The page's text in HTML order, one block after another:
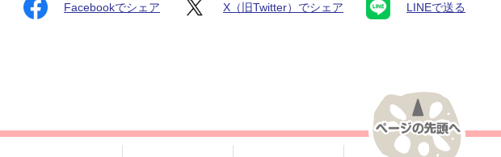
Facebookでシェア X（旧Twitter）でシェア LINEで送る